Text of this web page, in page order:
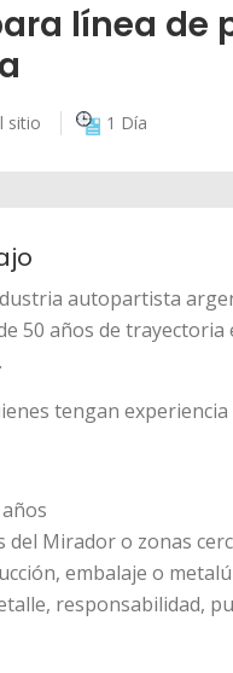
línea de
sitio 1 Día
autopartista
50 años de
tengan
del Mirador o zonas
embalaje o
responsabilidad,